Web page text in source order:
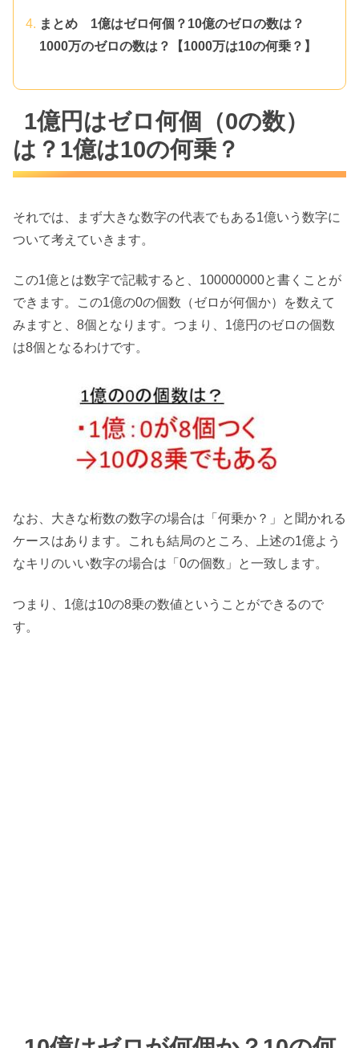
まとめ 1億はゼロ何個？10億のゼロの数は？
1000万のゼロの数は？【1000万は10の何乗？】
1億円はゼロ何個（0の数）
は？1億は10の何乗？
それでは、まず大きな数字の代表でもある1億いう数字に
ついて考えていきます。
この1億とは数字で記載すると、100000000と書くことが
できます。この1億の0の個数（ゼロが何個か）を数えて
みますと、8個となります。つまり、1億円のゼロの個数
は8個となるわけです。
なお、大きな桁数の数字の場合は「何乗か？」と聞かれる
ケースはあります。これも結局のところ、上述の1億よう
なキリのいい数字の場合は「0の個数」と一致します。
つまり、1億は10の8乗の数値ということができるので
す。